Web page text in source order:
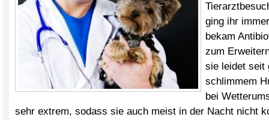
ging ihr
bekam
zum
sie leidet seit
schlimmem
bei
sehr extrem, sodass sie auch meist in der Nacht nicht